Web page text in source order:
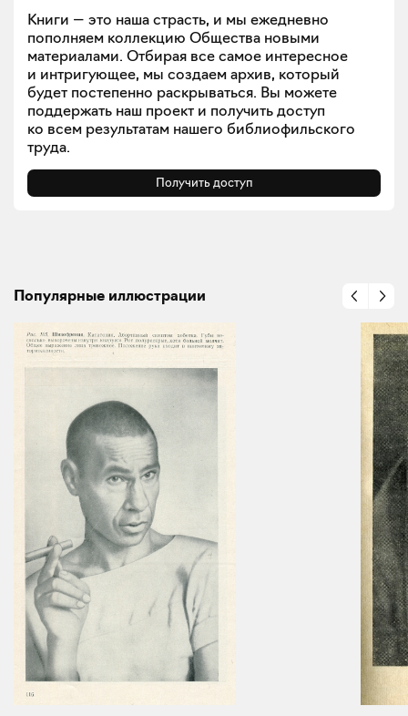
Книги — это наша страсть, и мы ежедневно
пополняем коллекцию Общества новыми
материалами. Отбирая все самое интересное
и интригующее, мы создаем архив, который
будет постепенно раскрываться. Вы можете
поддержать наш проект и получить доступ
ко всем результатам нашего библиофильского
труда.
Получить доступ
Популярные иллюстрации